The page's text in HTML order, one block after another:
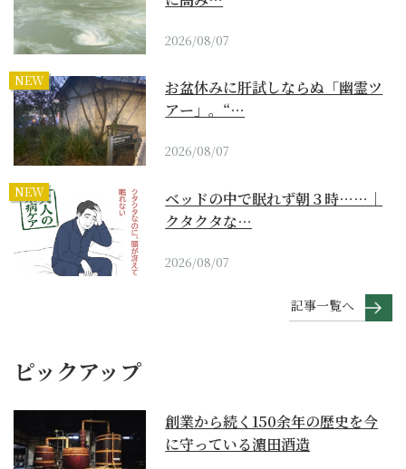
2026/08/07
NEW
お盆休みに肝試しならぬ「幽霊ツ
アー」。“…
2026/08/07
NEW
ベッドの中で眠れず朝３時……｜
クタクタな…
2026/08/07
記事一覧へ
ピックアップ
創業から続く150余年の歴史を今
に守っている濵田酒造